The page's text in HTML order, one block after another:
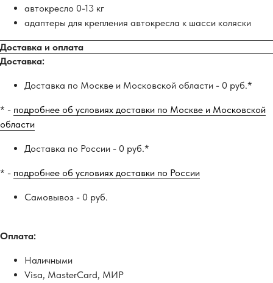
автокресло 0-13 кг
адаптеры для крепления автокресла к шасси коляски
Доставка и оплата
Доставка:
Доставка по Москве и Московской области - 0 руб.*
* - подробнее об условиях доставки по Москве и Московской
области
Доставка по России - 0 руб.*
* - подробнее об условиях доставки по России
Самовывоз - 0 руб.
Оплата:
Наличными
Visa, MasterCard, МИР